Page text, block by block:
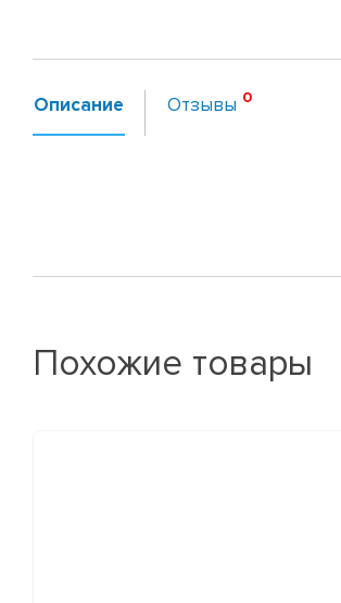
Описание Отзывы
Похожие товары